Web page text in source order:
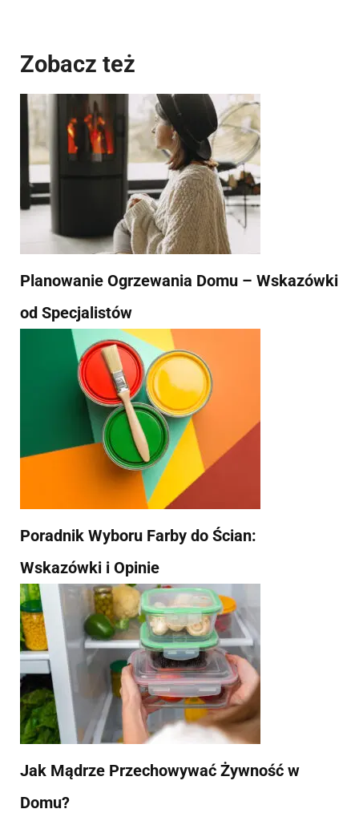
Zobacz też
Planowanie Ogrzewania Domu – Wskazówki
od Specjalistów
Poradnik Wyboru Farby do Ścian:
Wskazówki i Opinie
Jak Mądrze Przechowywać Żywność w
Domu?